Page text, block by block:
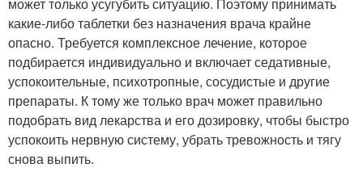
какие-либо таблетки без назначения врача крайне
опасно. Требуется комплексное лечение, которое
подбирается индивидуально и включает седативные,
успокоительные, психотропные, сосудистые и другие
препараты. К тому же только врач может правильно
подобрать вид лекарства и его дозировку, чтобы быстро
успокоить нервную систему, убрать тревожность и тягу
снова выпить.